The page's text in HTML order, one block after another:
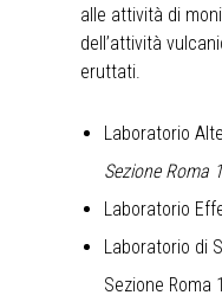
alle attività di
dell’attività
eruttati.
Laboratorio
Sezione Roma 1
Laboratorio
Laboratorio di
Sezione Roma 1